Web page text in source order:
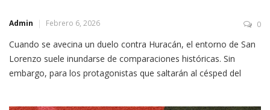
Admin Febrero 6, 2026 0
Cuando se avecina un duelo contra Huracán, el entorno de San
Lorenzo suele inundarse de comparaciones históricas. Sin
embargo, para los protagonistas que saltarán al césped del